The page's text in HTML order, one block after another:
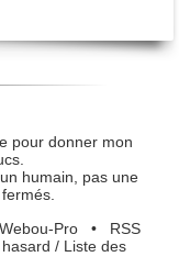
pour donner mon
humain, pas une
Pro• RSS
/ Liste des